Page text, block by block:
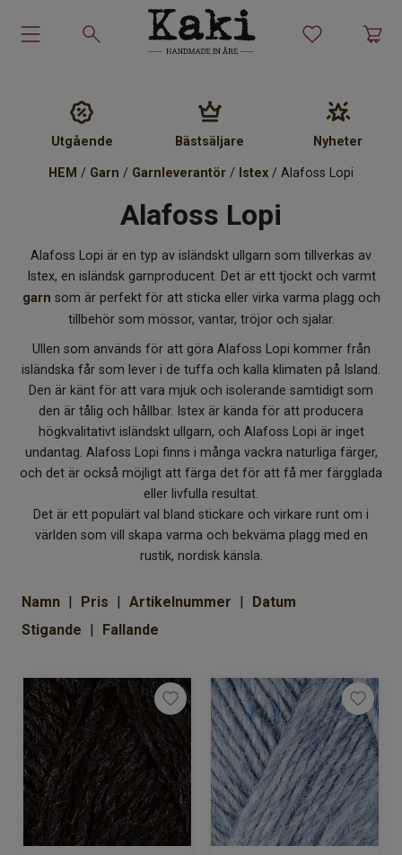
Garn
Stickmönster
Ullprodukter
Presenter
Kakiskolan
Om Kaki
Utgående Bästsäljare Nyheter
HEM / Garn / Garnleverantör / Istex / Alafoss Lopi
Alafoss Lopi
Alafoss Lopi är en typ av isländskt ullgarn som tillverkas av
Istex, en isländsk garnproducent. Det är ett tjockt och varmt
garn som är perfekt för att sticka eller virka varma plagg och
tillbehör som mössor, vantar, tröjor och sjalar.
Ullen som används för att göra Alafoss Lopi kommer från
isländska får som lever i de tuffa och kalla klimaten på Island.
Den är känt för att vara mjuk och isolerande samtidigt som
den är tålig och hållbar. Istex är kända för att producera
högkvalitativt isländskt ullgarn, och Alafoss Lopi är inget
undantag. Alafoss Lopi finns i många vackra naturliga färger,
och det är också möjligt att färga det för att få mer färgglada
eller livfulla resultat.
Det är ett populärt val bland stickare och virkare runt om i
världen som vill skapa varma och bekväma plagg med en
rustik, nordisk känsla.
Namn Pris Artikelnummer
Datum
Stigande
Fallande